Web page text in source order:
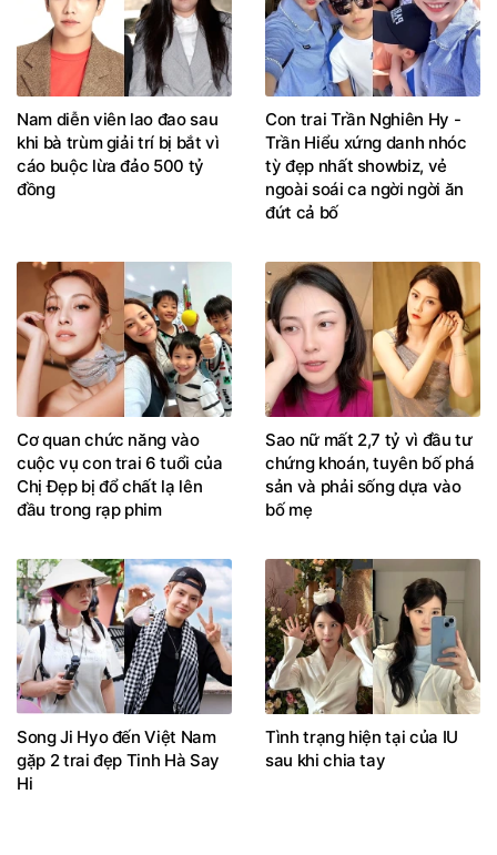
Nam diễn viên lao đao sau
khi bà trùm giải trí bị bắt vì
cáo buộc lừa đảo 500 tỷ
đồng
Con trai Trần Nghiên Hy -
Trần Hiểu xứng danh nhóc
tỳ đẹp nhất showbiz, vẻ
ngoài soái ca ngời ngời ăn
đứt cả bố
Cơ quan chức năng vào
cuộc vụ con trai 6 tuổi của
Chị Đẹp bị đổ chất lạ lên
đầu trong rạp phim
Sao nữ mất 2,7 tỷ vì đầu tư
chứng khoán, tuyên bố phá
sản và phải sống dựa vào
bố mẹ
Song Ji Hyo đến Việt Nam
gặp 2 trai đẹp Tinh Hà Say
Hi
Tình trạng hiện tại của IU
sau khi chia tay